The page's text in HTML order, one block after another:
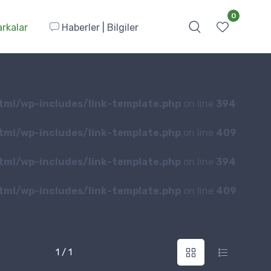
0
Haberler | Bilgiler
wp-includes/link-template.php on line 394
wp-includes/link-template.php on line 409
wp-includes/link-template.php on line 394
wp-includes/link-template.php on line 409
1 / 1